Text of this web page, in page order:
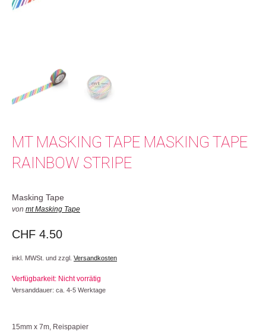
MT MASKING TAPE MASKING TAPE
RAINBOW STRIPE
Masking Tape
von mt Masking Tape
CHF 4.50
inkl. MWSt. und zzgl. Versandkosten
Verfügbarkeit: Nicht vorrätig
Versanddauer: ca. 4-5 Werktage
15mm x 7m, Reispapier